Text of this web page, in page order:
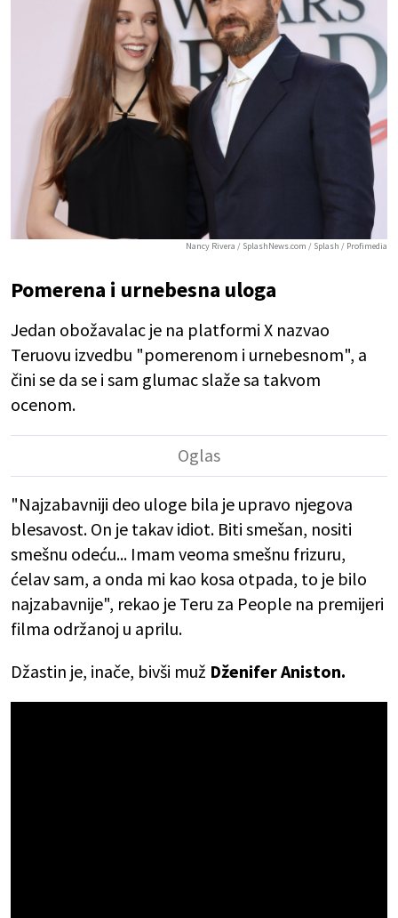
Nancy Rivera / SplashNews.com / Splash / Profimedia
Pomerena i urnebesna uloga
Jedan obožavalac je na platformi X nazvao
Teruovu izvedbu "pomerenom i urnebesnom", a
čini se da se i sam glumac slaže sa takvom
ocenom.
"Najzabavniji deo uloge bila je upravo njegova
blesavost. On je takav idiot. Biti smešan, nositi
smešnu odeću... Imam veoma smešnu frizuru,
ćelav sam, a onda mi kao kosa otpada, to je bilo
najzabavnije", rekao je Teru za People na premijeri
filma održanoj u aprilu.
Džastin je, inače, bivši muž Dženifer Aniston.